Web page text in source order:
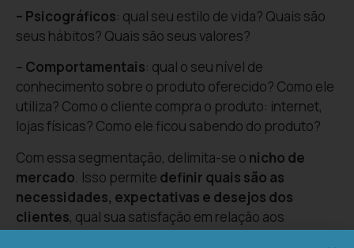
– Psicográficos: qual seu estilo de vida? Quais são
seus hábitos? Quais são seus valores?
– Comportamentais: qual o seu nível de
conhecimento sobre o produto oferecido? Como ele
utiliza? Como o cliente compra o produto: internet,
lojas físicas? Como ele ficou sabendo do produto?
Com essa segmentação, delimita-se o nicho de
mercado. Isso permite definir quais são as
necessidades, expectativas e desejos dos
clientes, qual sua satisfação em relação aos